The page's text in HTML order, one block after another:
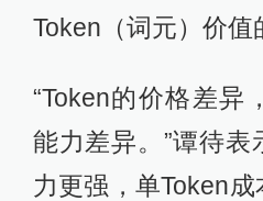
Token（词元）价值
“Token的价格差异
能力差异。”谭待
力更强，单Token